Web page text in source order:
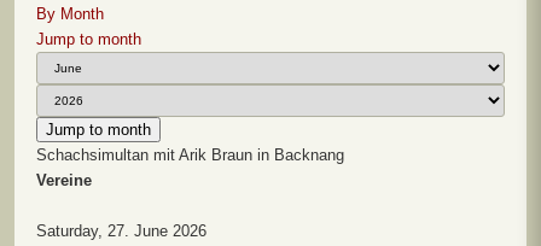
By Month
Jump to month
Jump to month
Schachsimultan mit Arik Braun in Backnang
Vereine
Saturday, 27. June 2026